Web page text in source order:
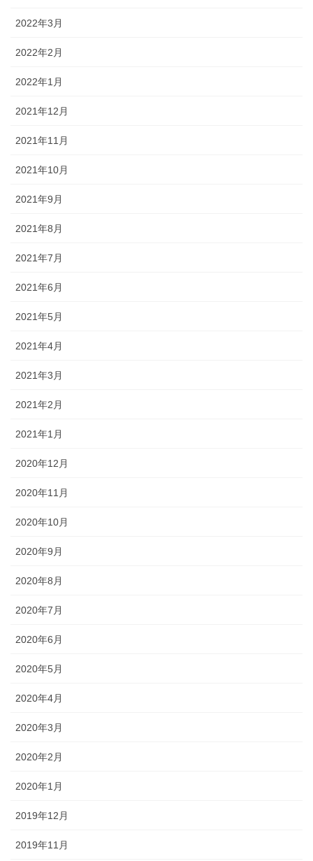
2022年3月
2022年2月
2022年1月
2021年12月
2021年11月
2021年10月
2021年9月
2021年8月
2021年7月
2021年6月
2021年5月
2021年4月
2021年3月
2021年2月
2021年1月
2020年12月
2020年11月
2020年10月
2020年9月
2020年8月
2020年7月
2020年6月
2020年5月
2020年4月
2020年3月
2020年2月
2020年1月
2019年12月
2019年11月